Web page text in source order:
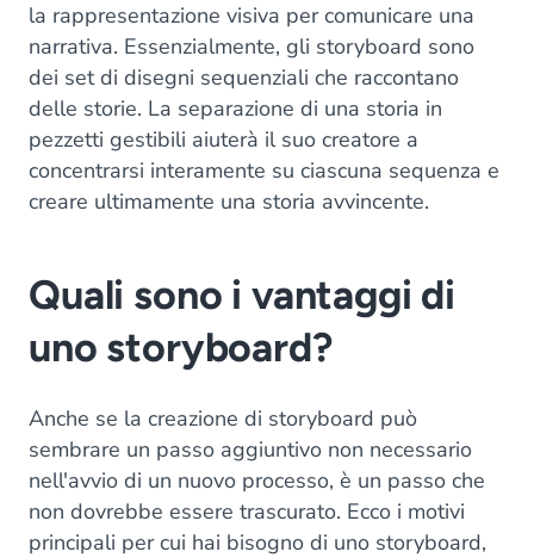
la rappresentazione visiva per comunicare una
narrativa. Essenzialmente, gli storyboard sono
dei set di disegni sequenziali che raccontano
delle storie. La separazione di una storia in
pezzetti gestibili aiuterà il suo creatore a
concentrarsi interamente su ciascuna sequenza e
creare ultimamente una storia avvincente.
Quali sono i vantaggi di
uno storyboard?
Anche se la creazione di storyboard può
sembrare un passo aggiuntivo non necessario
nell'avvio di un nuovo processo, è un passo che
non dovrebbe essere trascurato. Ecco i motivi
principali per cui hai bisogno di uno storyboard,